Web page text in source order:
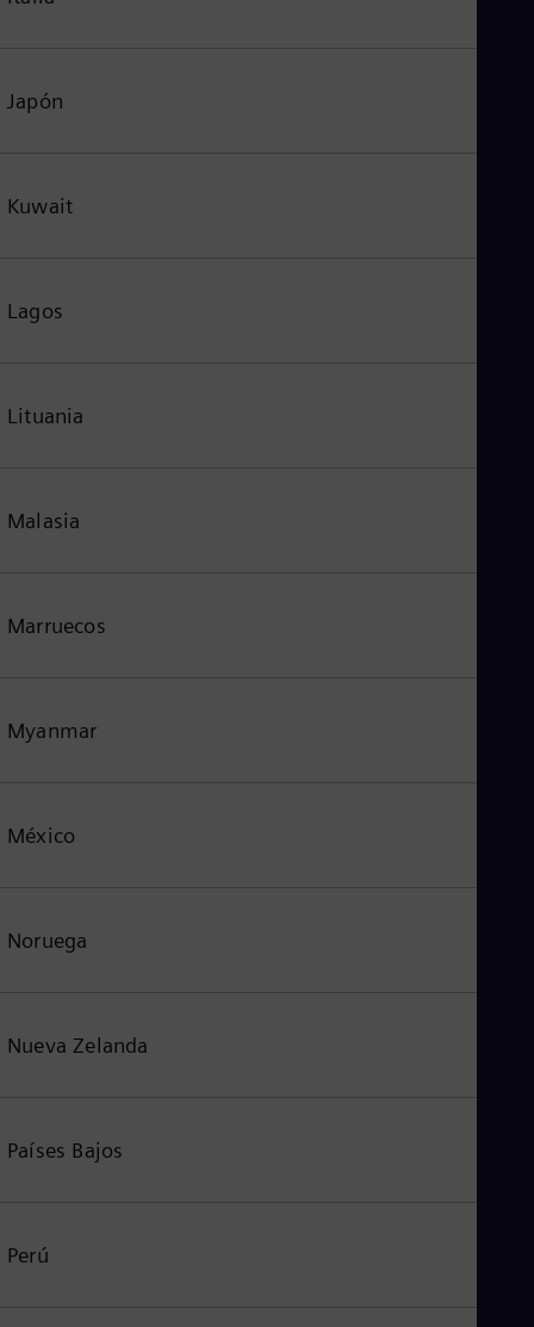
Japón
Kuwait
Lagos
Lituania
Malasia
Marruecos
Myanmar
México
Noruega
Nueva Zelanda
Países Bajos
Perú